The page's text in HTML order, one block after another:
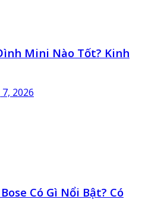
Mini Nào Tốt? Kinh
2026
Có Gì Nổi Bật? Có